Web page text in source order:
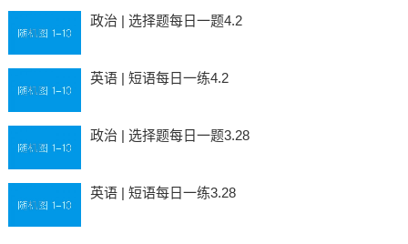
政治 | 选择题每日一题4.2
英语 | 短语每日一练4.2
政治 | 选择题每日一题3.28
英语 | 短语每日一练3.28